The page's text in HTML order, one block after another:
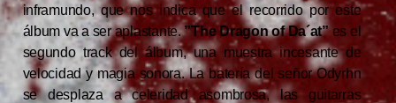
inframundo, que nos indica que el recorrido por este
álbum va a ser aplastante.”The Dragon of Da´at”es el
segundo track del álbum, una muestra incesante de
velocidad y magia sonora. La batería del señor Odyrhn
se desplaza a celeridad asombrosa, las guitarras